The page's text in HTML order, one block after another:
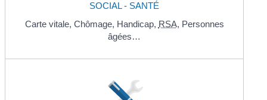
SOCIAL - SANTÉ
Carte vitale, Chômage, Handicap, RSA, Personnes
âgées…